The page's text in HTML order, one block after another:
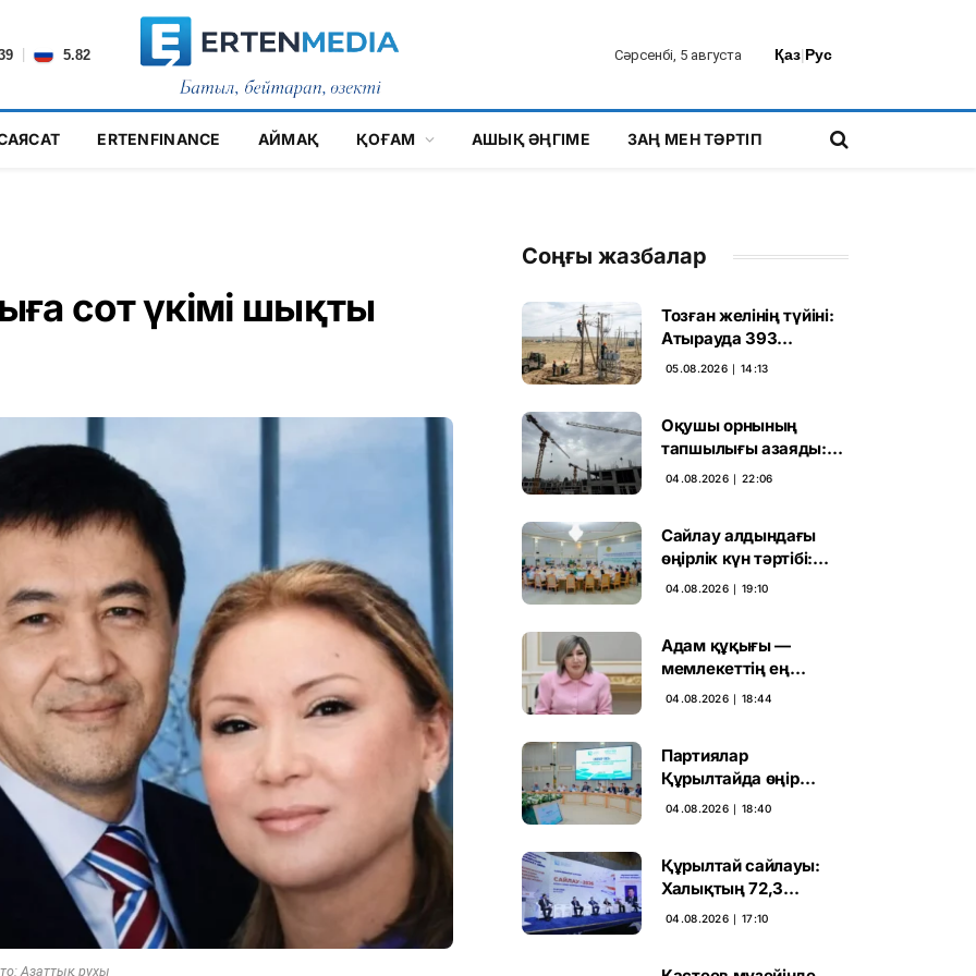
5.82 Сәрсенбі, 5 августа Қаз|Рус
ERTENFINANCE АЙМАҚ ҚОҒАМ АШЫҚ ӘҢГІМЕ ЗАҢ МЕН ТӘРТІП
сот үкімі шықты
Азаттық рухы
Соңғы жазбалар
Тозған желінің түйіні:
Атырауда 393
шақырым электр
05.08.2026 ∣ 14:13
Оқушы орнының
тапшылығы азаяды:
Алматыда 1200
04.08.2026 ∣ 22:06
Сайлау алдындағы
өңірлік күн тәртібі:
Өскеменде пікір
04.08.2026 ∣ 19:10
Адам құқығы —
мемлекеттің ең
жоғары құндылығы:
04.08.2026 ∣ 18:44
Партиялар
Құрылтайда өңір
мүддесін қалай
талқылауы
04.08.2026 ∣ 18:40
Құрылтай сайлауы:
Халықтың 72,3
пайызы дауыс беруге
04.08.2026 ∣ 17:10